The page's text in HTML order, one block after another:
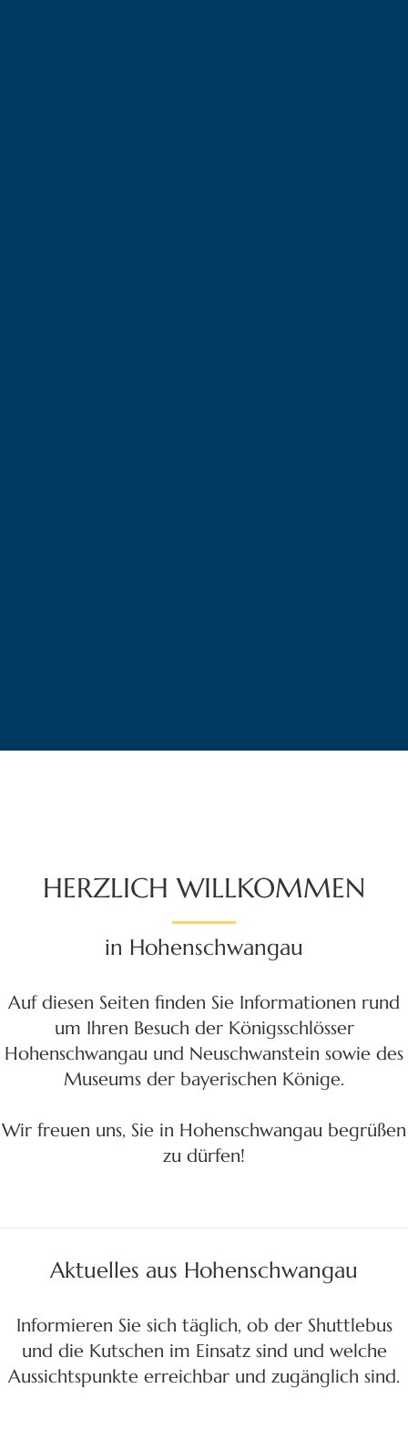
HERZLICH WILLKOMMEN
in Hohenschwangau
Auf diesen Seiten finden Sie Informationen rund
um Ihren Besuch der Königsschlösser
Hohenschwangau und Neuschwanstein sowie des
Museums der bayerischen Könige.
Wir freuen uns, Sie in Hohenschwangau begrüßen
zu dürfen!
Aktuelles aus Hohenschwangau
Informieren Sie sich täglich, ob der Shuttlebus
und die Kutschen im Einsatz sind und welche
Aussichtspunkte erreichbar und zugänglich sind.